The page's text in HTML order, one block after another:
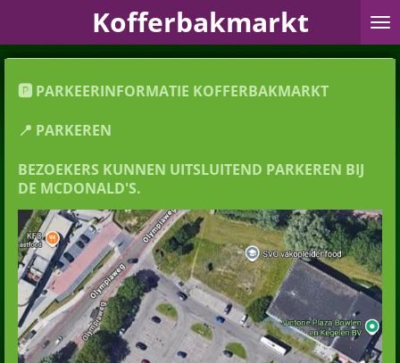
hoofdinhoud
Kofferbakmarkt
🅿️ PARKEERINFORMATIE KOFFERBAKMARKT
📍 PARKEREN
BEZOEKERS KUNNEN UITSLUITEND PARKEREN BIJ
DE MCDONALD'S.